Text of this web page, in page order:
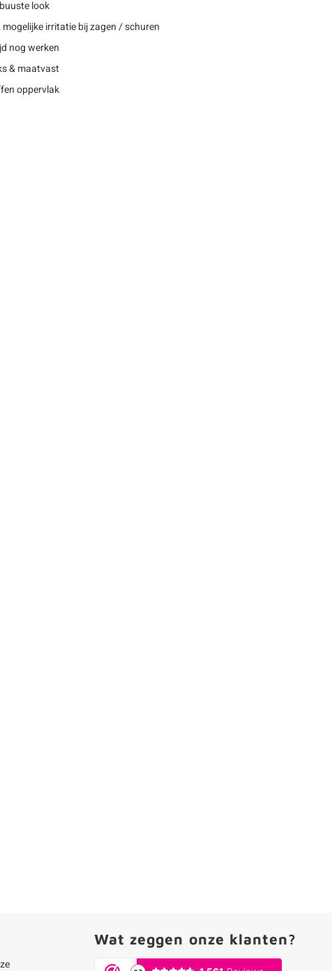
look
irritatie bij zagen / schuren
nog werken
& maatvast
oppervlak
Wat zeggen onze klanten?